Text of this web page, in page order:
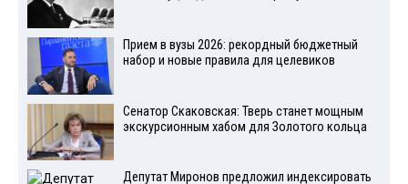
Прием в вузы 2026: рекордный бюджетный
набор и новые правила для целевиков
Сенатор Скаковская: Тверь станет мощным
экскурсионным хабом для Золотого кольца
Депутат Миронов предложил индексировать